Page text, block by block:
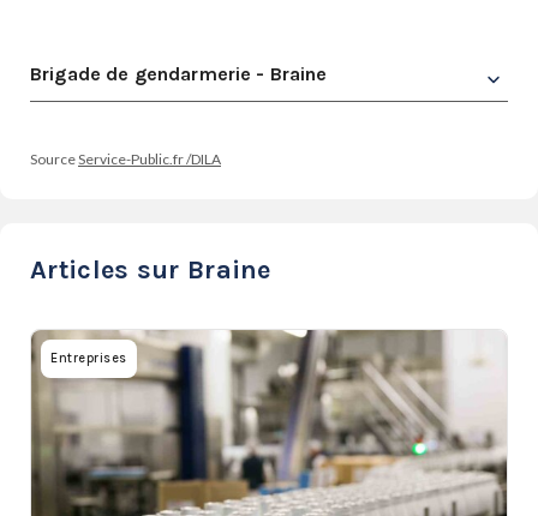
Brigade de gendarmerie - Braine
SourceService-Public.fr /DILA
Articles sur Braine
Entreprises